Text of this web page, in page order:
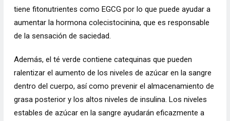
tiene fitonutrientes como EGCG por lo que puede ayudar a
aumentar la hormona colecistocinina, que es responsable
de la sensación de saciedad.
Además, el té verde contiene catequinas que pueden
ralentizar el aumento de los niveles de azúcar en la sangre
dentro del cuerpo, así como prevenir el almacenamiento de
grasa posterior y los altos niveles de insulina. Los niveles
estables de azúcar en la sangre ayudarán eficazmente a